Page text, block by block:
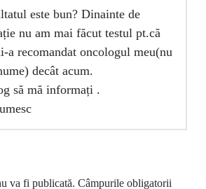
este bun? Dinainte de
nu am mai făcut testul pt.că
a recomandat oncologul meu(nu
decât acum.
să mă informați .
va fi publicată. Câmpurile obligatorii